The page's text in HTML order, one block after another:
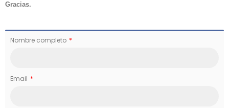
Gracias.
Nombre completo
Email